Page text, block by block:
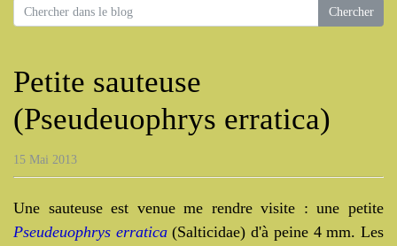
Petite sauteuse
(Pseudeuophrys erratica)
15 Mai 2013
Une sauteuse est venue me rendre visite : une petite
Pseudeuophrys erratica(Salticidae) d'à peine 4 mm. Les